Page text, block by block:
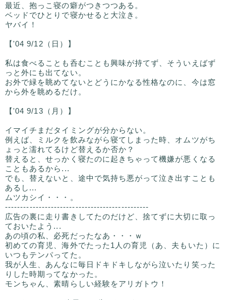
最近、抱っこ寝の癖がつきつつある。
ベッドでひとりで寝かせると大泣き。
ヤバイ！
【'04 9/12（日）】
私は食べることも呑むことも興味が持てず、そういえばず
っと外にも出てない。
お外で緑を眺めてないとどうにかなる性格なのに、今は窓
から外を眺めるだけ。
【'04 9/13（月）】
イマイチまだタイミングが分からない。
例えば、ミルクを飲みながら寝てしまった時、オムツがち
ょっと濡れてるけど替えるか否か？
替えると、せっかく寝たのに起きちゃって機嫌が悪くなる
こともあるから...
でも、替えないと、途中で気持ち悪がって泣き出すことも
あるし...
ムツカシイ・・・。
-----------------------------------------------
広告の裏に走り書きしてたのだけど、捨てずに大切に取っ
ておいたよう...
あの頃の私、必死だったなあ・・・ｗ
初めての育児、海外でたった1人の育児（あ、夫もいた）に
いつもテンパってた。
我が人生、あんなに毎日ドキドキしながら泣いたり笑った
りした時期ってなかった。
モンちゃん、素晴らしい経験をアリガトウ！